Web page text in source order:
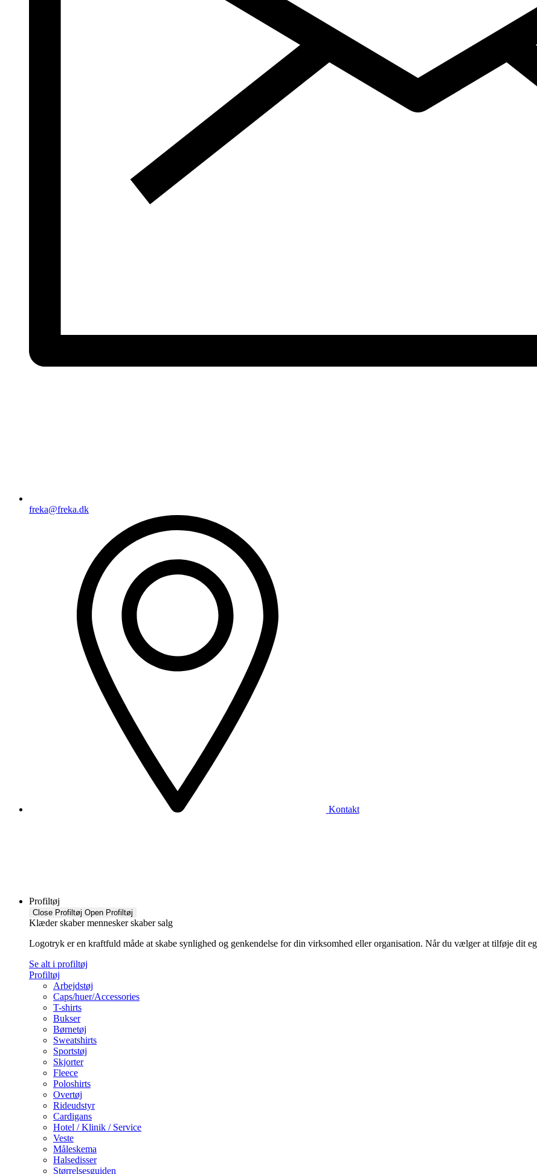
freka@freka.dk
Kontakt
Profiltøj
Close Profiltøj Open Profiltøj
Klæder skaber mennesker skaber salg
Logotryk er en kraftfuld måde at skabe synlighed og genkendelse for din virksomhed eller organisation. Når du vælger at tilføje dit
Se alt i profiltøj
Profiltøj
Arbejdstøj
Caps/huer/Accessories
T-shirts
Bukser
Børnetøj
Sweatshirts
Sportstøj
Skjorter
Fleece
Poloshirts
Overtøj
Rideudstyr
Cardigans
Hotel / Klinik / Service
Veste
Måleskema
Halsedisser
Størrelsesguiden